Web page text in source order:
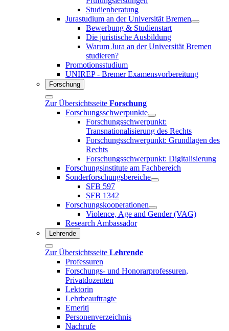
Studienberatung
Jurastudium an der Universität Bremen
Bewerbung & Studienstart
Die juristische Ausbildung
Warum Jura an der Universität Bremen
studieren?
Promotionsstudium
UNIREP - Bremer Examensvorbereitung
Forschung
Zur Übersichtsseite Forschung
Forschungsschwerpunkte
Forschungsschwerpunkt:
Transnationalisierung des Rechts
Forschungsschwerpunkt: Grundlagen des
Rechts
Forschungsschwerpunkt: Digitalisierung
Forschungsinstitute am Fachbereich
Sonderforschungsbereiche
SFB 597
SFB 1342
Forschungskooperationen
Violence, Age and Gender (VAG)
Research Ambassador
Lehrende
Zur Übersichtsseite Lehrende
Professuren
Forschungs- und Honorarprofessuren,
Privatdozenten
Lektorin
Lehrbeauftragte
Emeriti
Personenverzeichnis
Nachrufe